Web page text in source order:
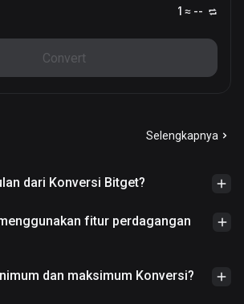
1 ≈ --
Convert
Selengkapnya
dari Konversi Bitget?
fitur perdagangan
dan maksimum Konversi?